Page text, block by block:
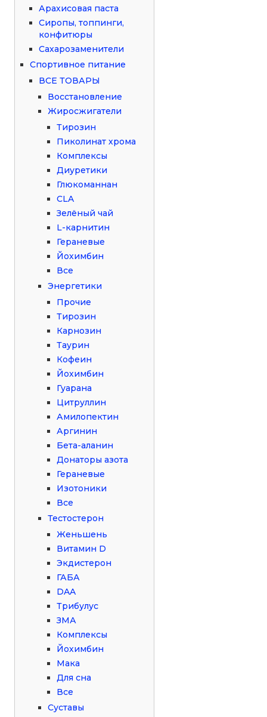
Арахисовая паста
Сиропы, топпинги,
конфитюры
Сахарозаменители
Спортивное питание
ВСЕ ТОВАРЫ
Восстановление
Жиросжигатели
Тирозин
Пиколинат хрома
Комплексы
Диуретики
Глюкоманнан
CLA
Зелёный чай
L-карнитин
Гераневые
Йохимбин
Все
Энергетики
Прочие
Тирозин
Карнозин
Таурин
Кофеин
Йохимбин
Гуарана
Цитруллин
Амилопектин
Аргинин
Бета-аланин
Донаторы азота
Гераневые
Изотоники
Все
Тестостерон
Женьшень
Витамин D
Экдистерон
ГАБА
DAA
Трибулус
ЗМА
Комплексы
Йохимбин
Мака
Для сна
Все
Суставы